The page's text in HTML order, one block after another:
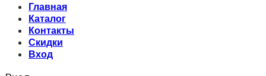
Главная
Каталог
Контакты
Скидки
Вход